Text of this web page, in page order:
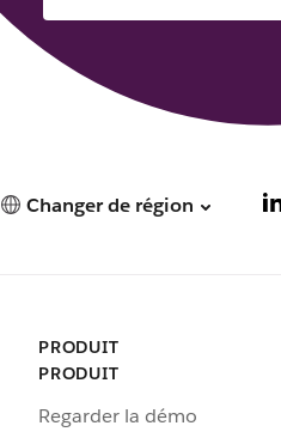
Changer de région
PRODUIT
PRODUIT
Regarder la démo